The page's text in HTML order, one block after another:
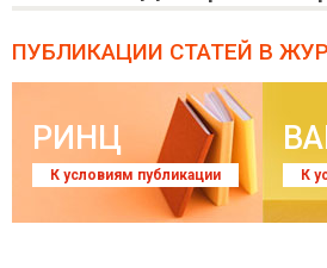
ПУБЛИКАЦИИ СТАТЕЙ В
РИНЦ
К условиям публикации К